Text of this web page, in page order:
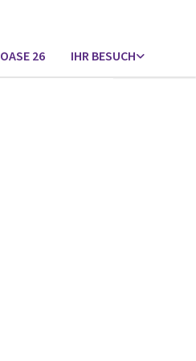
OASE 26 IHR BESUCH